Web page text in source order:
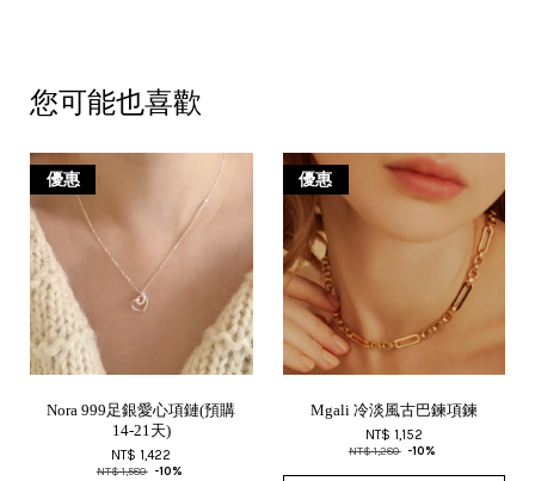
您可能也喜歡
優惠
Nora 999足銀愛心項鏈(預購
14-21天)
NT$ 1,422
NT$ 1,580 -10%
優惠
Mgali 冷淡風古巴鍊項鍊
NT$ 1,152
NT$ 1,280 -10%